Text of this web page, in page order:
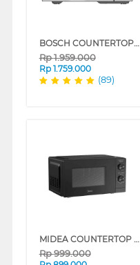
BOSCH COUNTERTOP MICROWAVE WITH GRILL FEL053MS1_P
Rp1.959.000
Rp 1.759.000
(89)
MIDEA COUNTERTOP MICROWAVE MMO20PZA-MMPFBK
Rp999.000